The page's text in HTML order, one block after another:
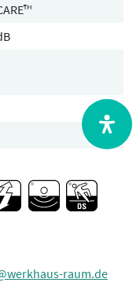
raum.de